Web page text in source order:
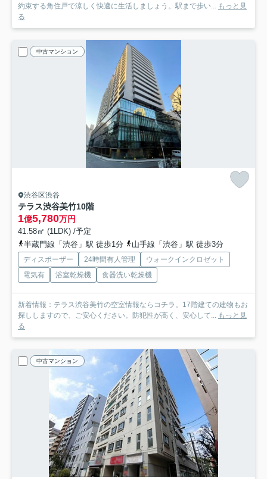
約束する角住戸で涼しく快適に生活しましょう。駅まで歩い...
もっと見
る
中古マンション
渋谷区渋谷
テラス渋谷美竹10階
1億5,780万円
41.58㎡ (1LDK) /予定
半蔵門線「渋谷」駅 徒歩1分
山手線「渋谷」駅 徒歩3分
ディスポーザー 24時間有人管理
ウォークインクロゼット
電気有
浴室乾燥機 食器洗い乾燥機
新着情報：テラス渋谷美竹の空室情報ならコチラ。17階建ての建物もお
探ししますので、ご安心ください。防犯性が高く、安心して...
もっと見
る
中古マンション